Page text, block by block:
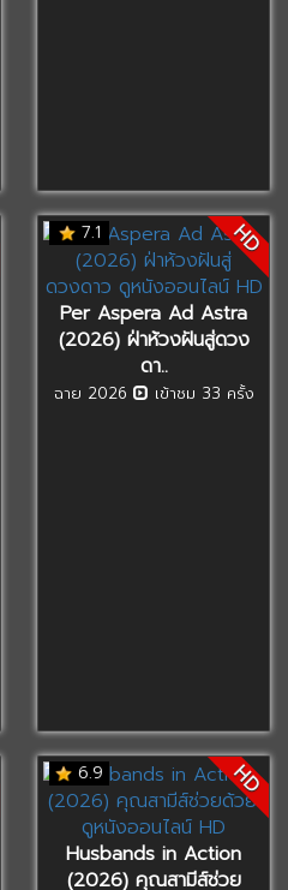
7.1 HD
Per Aspera Ad Astra
(2026) ฝ่าห้วงฝันสู่ดวง
ดา..
ฉาย 2026 เข้าชม 33 ครั้ง
6.9 HD
Husbands in Action
(2026) คุณสามีส์ช่วย